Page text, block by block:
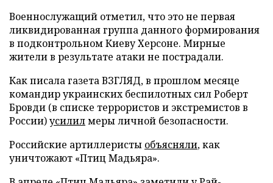
Военнослужащий отметил, что это не первая
ликвидированная группа данного формирования
в подконтрольном Киеву Херсоне. Мирные
жители в результате атаки не пострадали.
Как писала газета ВЗГЛЯД, в прошлом месяце
командир украинских беспилотных сил Роберт
Бровди (в списке террористов и экстремистов в
России)усилилмеры личной безопасности.
Российские артиллеристы объясняли, как
уничтожают «Птиц Мадьяра».